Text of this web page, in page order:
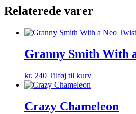
Relaterede varer
Granny Smith With
kr. 240 Tilføj til kurv
Crazy Chameleon